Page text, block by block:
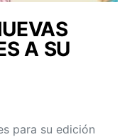
A SU
para su edición